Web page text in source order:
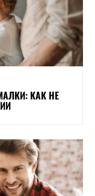
КАК НЕ